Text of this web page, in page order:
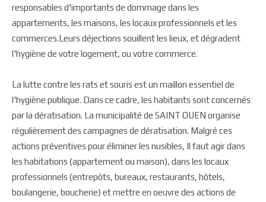
responsables d'importants de dommage dans les
appartements, les maisons, les locaux professionnels et les
commerces.Leurs déjections souillent les lieux, et dégradent
l'hygiène de votre logement, ou votre commerce.
La lutte contre les rats et souris est un maillon essentiel de
l'hygiène publique. Dans ce cadre, les habitants sont concernés
par la dératisation. La municipalité de SAINT OUEN organise
régulièrement des campagnes de dératisation. Malgré ces
actions préventives pour éliminer les nusibles, Il faut agir dans
les habitations (appartement ou maison), dans les locaux
professionnels (entrepôts, bureaux, restaurants, hôtels,
boulangerie, boucherie) et mettre en oeuvre des actions de